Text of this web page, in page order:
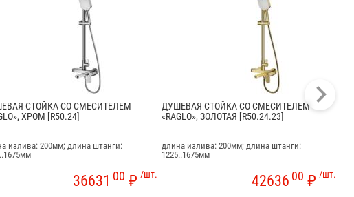
СТОЙКА СО СМЕСИТЕЛЕМ
ХРОМ [R50.24]
излива: 200мм; длина штанги:
/шт.
36631 00 ₽
ДУШЕВАЯ СТОЙКА СО СМЕСИТЕЛЕМ
«RAGLO», ЗОЛОТАЯ [R50.24.23]
длина излива: 200мм; длина штанги:
1225..1675мм
/шт.
42636 00 ₽